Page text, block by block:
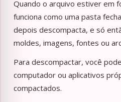
Quando o arquivo estiver em
funciona como uma pasta
depois descompacta, e só
moldes, imagens, fontes ou
Para descompactar, você
computador ou aplicativos
compactados.